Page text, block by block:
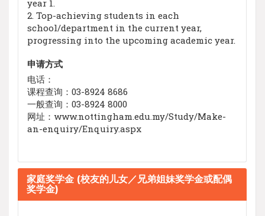
year 1.
2. Top-achieving students in each
school/department in the current year,
progressing into the upcoming academic year.
申请方式
电话：
课程查询：03-8924 8686
一般查询：03-8924 8000
网址：www.nottingham.edu.my/Study/Make-
an-enquiry/Enquiry.aspx
家庭奖学金 (校友的儿女／兄弟姐妹奖学金或配偶
奖学金)